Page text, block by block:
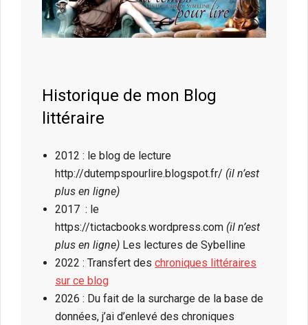
Historique de mon Blog
littéraire
2012 : le blog de lecture
http://dutempspourlire.blogspot.fr/ (il n’est
plus en ligne)
2017 : le
https://tictacbooks.wordpress.com (il n’est
plus en ligne) Les lectures de Sybelline
2022 : Transfert deschroniques littéraires
sur ce blog
2026 : Du fait de la surcharge de la base de
données, j’ai d’enlevé des chroniques